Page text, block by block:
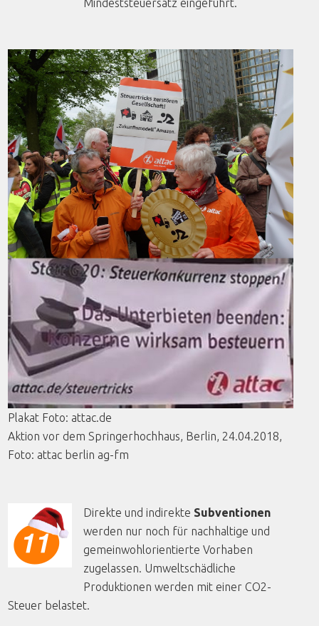
Mindeststeuersatz eingeführt.
Plakat Foto: attac.de
Aktion vor dem Springerhochhaus
Foto: attac berlin ag-fm
Direkte und indirekte Subventionen
werden nur noch für nachhaltige und
gemeinwohlorientierte Vorhaben
zugelassen. Umweltschädliche
Produktionen werden mit einer CO2-
Steuer belastet.